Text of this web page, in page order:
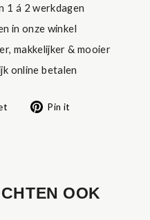
1 á 2 werkdagen
in onze winkel
makkelijker & mooier
online betalen
Tweet Pin it
OOK